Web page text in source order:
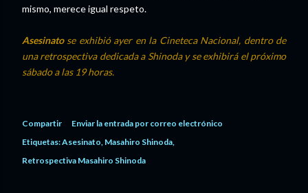
mismo, merece igual respeto.
Asesinatose exhibió ayer en la Cineteca Nacional, dentro de
una retrospectiva dedicada a Shinoda y se exhibirá el próximo
sábado a las 19 horas.
Compartir
Enviar la entrada por correo electrónico
Etiquetas:Asesinato Masahiro Shinoda
Retrospectiva Masahiro Shinoda